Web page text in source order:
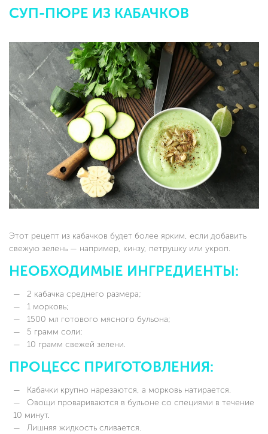
СУП-ПЮРЕ ИЗ КАБАЧКОВ
Этот рецепт из кабачков будет более ярким, если добавить
свежую зелень — например, кинзу, петрушку или укроп.
НЕОБХОДИМЫЕ ИНГРЕДИЕНТЫ:
2 кабачка среднего размера;
1 морковь;
1500 мл готового мясного бульона;
5 грамм соли;
10 грамм свежей зелени.
ПРОЦЕСС ПРИГОТОВЛЕНИЯ:
Кабачки крупно нарезаются, а морковь натирается.
Овощи провариваются в бульоне со специями в течение
10 минут.
Лишняя жидкость сливается.